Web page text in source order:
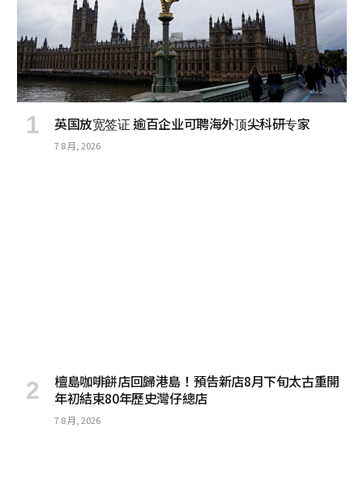
英国放宽签证 逾百企业可聘海外顶尖科研专家
7 8 月, 2026
檀島咖啡餅店回歸港島！預告新店8月下旬太古重開
年初結束80年歷史灣仔總店
7 8 月, 2026